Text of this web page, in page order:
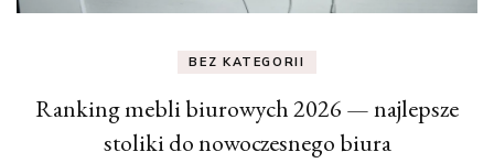
BEZ KATEGORII
Ranking mebli biurowych 2026 — najlepsze
stoliki do nowoczesnego biura